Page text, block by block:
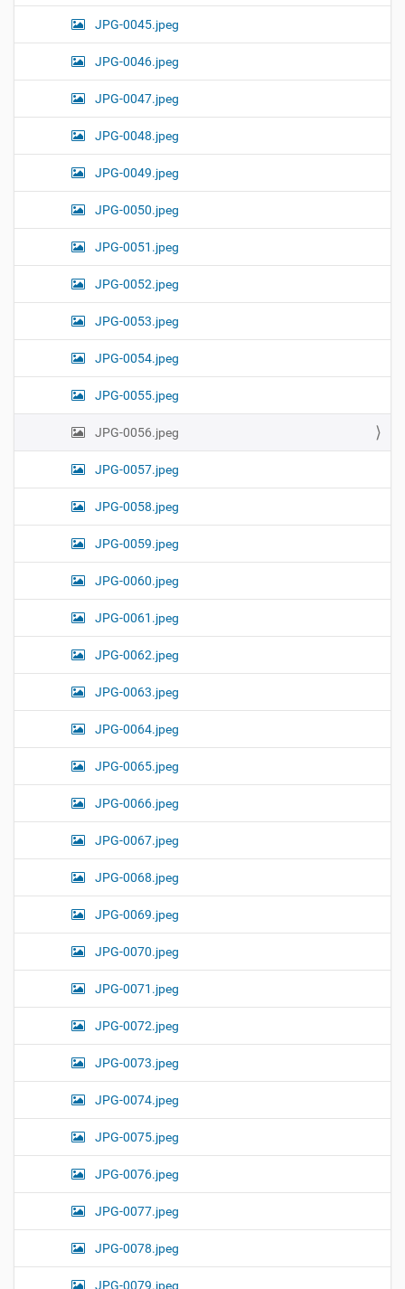
JPG-0045.jpeg
JPG-0046.jpeg
JPG-0047.jpeg
JPG-0048.jpeg
JPG-0049.jpeg
JPG-0050.jpeg
JPG-0051.jpeg
JPG-0052.jpeg
JPG-0053.jpeg
JPG-0054.jpeg
JPG-0055.jpeg
JPG-0056.jpeg
JPG-0057.jpeg
JPG-0058.jpeg
JPG-0059.jpeg
JPG-0060.jpeg
JPG-0061.jpeg
JPG-0062.jpeg
JPG-0063.jpeg
JPG-0064.jpeg
JPG-0065.jpeg
JPG-0066.jpeg
JPG-0067.jpeg
JPG-0068.jpeg
JPG-0069.jpeg
JPG-0070.jpeg
JPG-0071.jpeg
JPG-0072.jpeg
JPG-0073.jpeg
JPG-0074.jpeg
JPG-0075.jpeg
JPG-0076.jpeg
JPG-0077.jpeg
JPG-0078.jpeg
JPG-0079.jpeg